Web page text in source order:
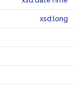
xsd:long